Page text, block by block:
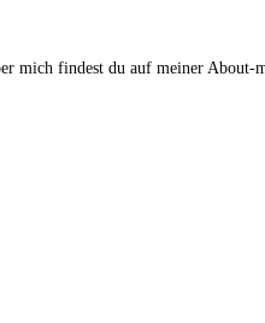
mich findest du auf meiner